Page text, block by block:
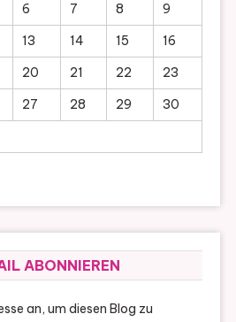
6 7 8
9
13 14 15
16
20 21 22
23
27 28 29
30
ABONNIEREN
an, um diesen Blog zu